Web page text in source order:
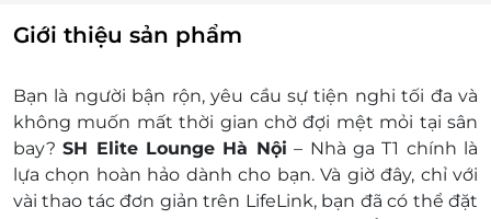
Vị trí: Khu cách ly Quốc nội, Tầng 3, Nhà ga T1,
Cảng HKQT Nội Bài
phòng chờ theo quy định của phòng chờ
Mã ưu đãi được xuất ra sẽ không được đổi trả
dưới mọi hình thức
Mã ưu đãi chỉ có giá trị sử dụng một lần.
Không chấp nhận Voucher ưu đãi quá hạn
Giới thiệu sản phẩm
Bạn là người bận rộn, yêu cầu sự tiện nghi tối đa và
không muốn mất thời gian chờ đợi mệt mỏi tại sân
bay?SH Elite Lounge Hà Nội – Nhà ga T1 chính là
lựa chọn hoàn hảo dành cho bạn. Và giờ đây, chỉ với
vài thao tác đơn giản trên LifeLink, bạn đã có thể đặt